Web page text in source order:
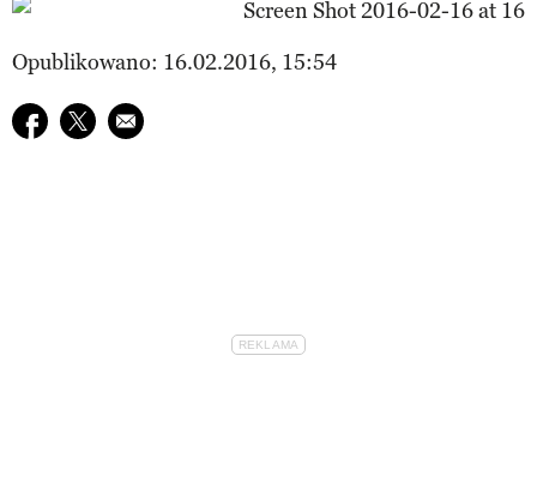
Opublikowano: 16.02.2016, 15:54
Udostępnij na facebook
Udostępnij na twitter
E-mail do przyjaciela